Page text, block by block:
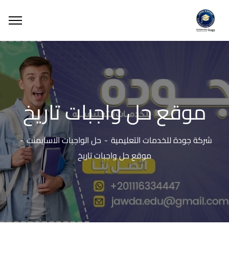
موقع حل واجبات تاريخ
شركة جودة للخدمات التعليمية
حل الواجبات الاسايمنت
موقع حل واجبات تاريخ